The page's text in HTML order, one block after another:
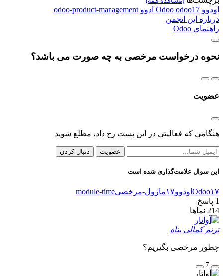
اودوو Odoo odoo17 ادوو odoo-product-management
درباره این انجمن
راهنمای Odoo
نحوه درخواست مرخصی به چه صورت می باشد؟
عضویت
هنگامی که فعالیتی در این پست رخ داد، مطلع شوید
عضویت دنبال کردن
این سوال علامت‌گذاری شده است
Odoo۱۷ اودوو۱۷ ماژول-مرخصیmodule-time
1 پاسخ
214 نماها
ترنم کمالی پناه
چطور مرخصی بگیریم؟
7